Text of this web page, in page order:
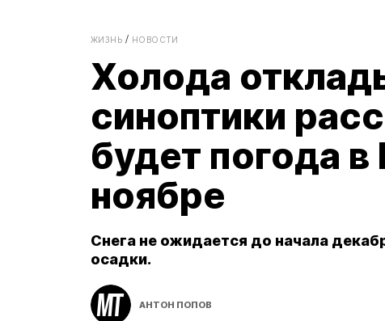
ЖИЗНЬ НОВОСТИ
Холода
синоптики
будет погода
ноябре
Снега не ожидается до начала
осадки.
АНТОН ПОПОВ